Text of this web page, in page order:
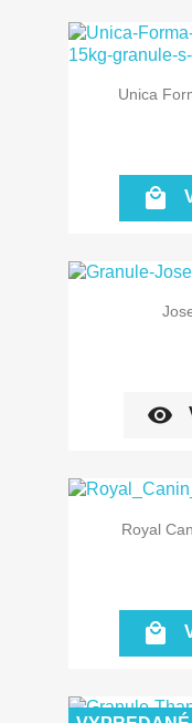
Unica

visibility
Royal
